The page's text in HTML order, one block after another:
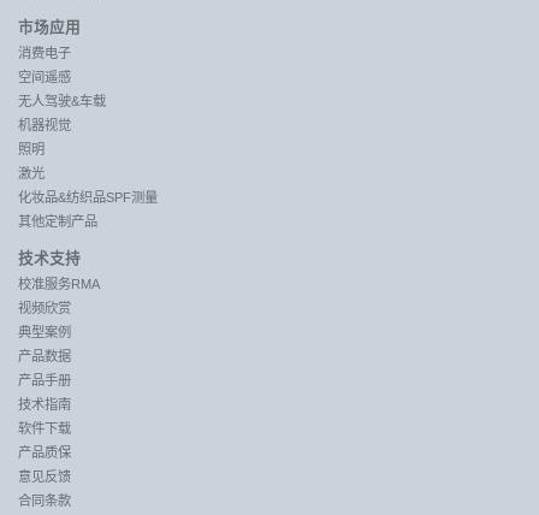
市场应用
消费电子
空间遥感
无人驾驶&车载
机器视觉
照明
激光
化妆品&纺织品SPF测量
其他定制产品
技术支持
校准服务RMA
视频欣赏
典型案例
产品数据
产品手册
技术指南
软件下载
产品质保
意见反馈
合同条款